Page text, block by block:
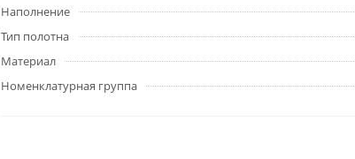
Наполнение
Тип полотна
Материал
Номенклатурная группа